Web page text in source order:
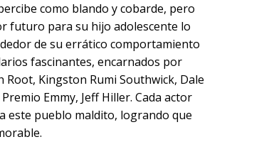
como blando y cobarde, pero
futuro para su hijo adolescente lo
de su errático comportamiento
fascinantes, encarnados por
Root, Kingston Rumi Southwick, Dale
Emmy, Jeff Hiller. Cada actor
este pueblo maldito, logrando que